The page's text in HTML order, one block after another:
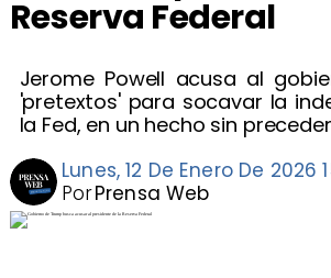
Reserva Federal
Jerome Powell acusa al
'pretextos' para socavar la
la Fed, en un hecho sin
Lunes, 12 De Enero De 2026
Prensa Web
Por